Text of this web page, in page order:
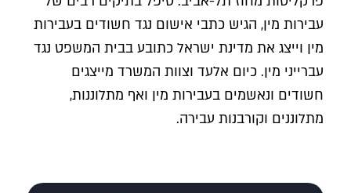
עבירות מין, הגיש כתבי אישום נגד חשודים בעבירות
מין וייצג את מדינת ישראל כתובע בבית המשפט נגד
עברייני מין. כיום אלעד וצוות המשרד מייצגים
חשודים ונאשמים בעבירות מין ואף מתלוננות,
מתלוננים וקורבנות עבירה.